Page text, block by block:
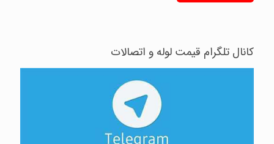
کانال تلگرام قیمت لوله و اتصالات